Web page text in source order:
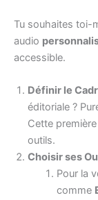
Tu souhaites toi-
audio
accessible.
Définir le
éditoriale ?
Cette
outils.
Choisir ses
Pour la
comme